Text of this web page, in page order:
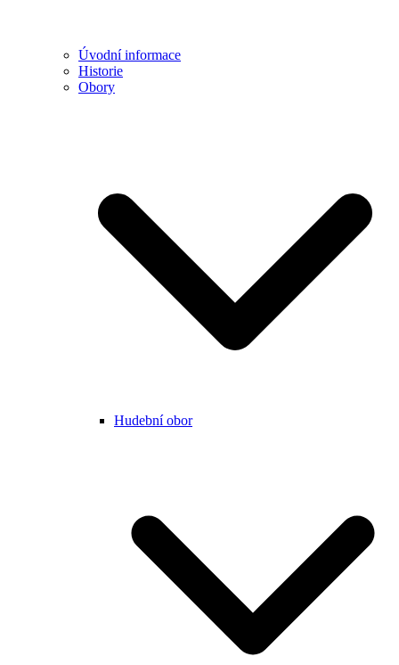
Úvodní informace
Historie
Obory
Hudební obor